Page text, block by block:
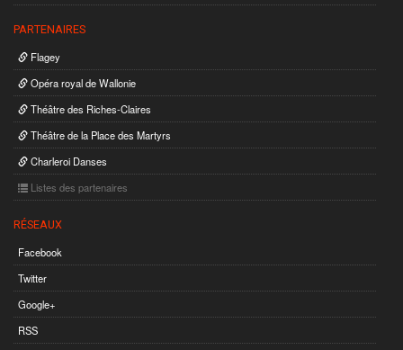
PARTENAIRES
Flagey
Opéra royal de Wallonie
Théâtre des Riches-Claires
Théâtre de la Place des Martyrs
Charleroi Danses
Listes des partenaires
RÉSEAUX
Facebook
Twitter
Google+
RSS